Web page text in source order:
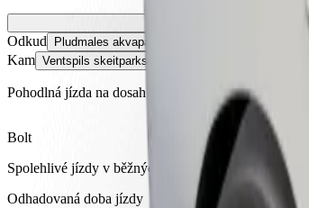
Odkud Pludmales akvaparks - Ventspils
Kam Ventspils skeitparks
Pohodlná jízda na dosah ruky!
Bolt
Spolehlivé jízdy v běžných vozidlech střední velikosti.
Odhadovaná doba jízdy